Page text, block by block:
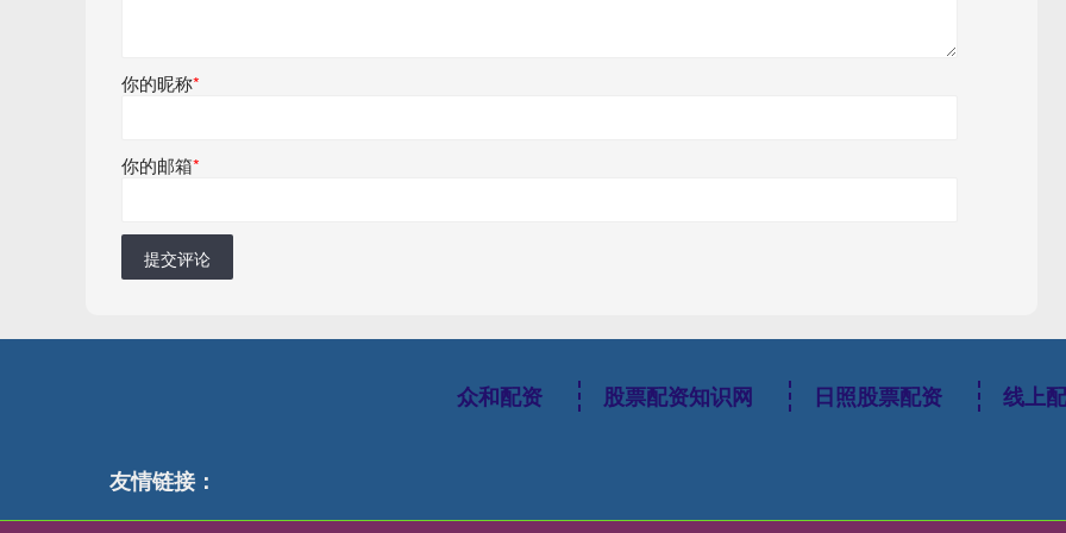
你的昵称*
你的邮箱*
提交评论
众和配资 股票配资知识网 日照股票配资 线上
友情链接：